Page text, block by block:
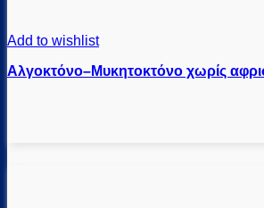
Add to wishlist
Αλγοκτόνο–Μυκητοκτόνο χωρίς